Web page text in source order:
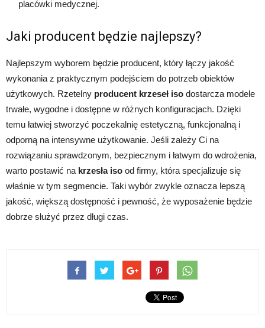
placówki medycznej.
Jaki producent będzie najlepszy?
Najlepszym wyborem będzie producent, który łączy jakość
wykonania z praktycznym podejściem do potrzeb obiektów
użytkowych. Rzetelny producent krzeseł iso dostarcza modele
trwałe, wygodne i dostępne w różnych konfiguracjach. Dzięki
temu łatwiej stworzyć poczekalnię estetyczną, funkcjonalną i
odporną na intensywne użytkowanie. Jeśli zależy Ci na
rozwiązaniu sprawdzonym, bezpiecznym i łatwym do wdrożenia,
warto postawić na krzesła iso od firmy, która specjalizuje się
właśnie w tym segmencie. Taki wybór zwykle oznacza lepszą
jakość, większą dostępność i pewność, że wyposażenie będzie
dobrze służyć przez długi czas.